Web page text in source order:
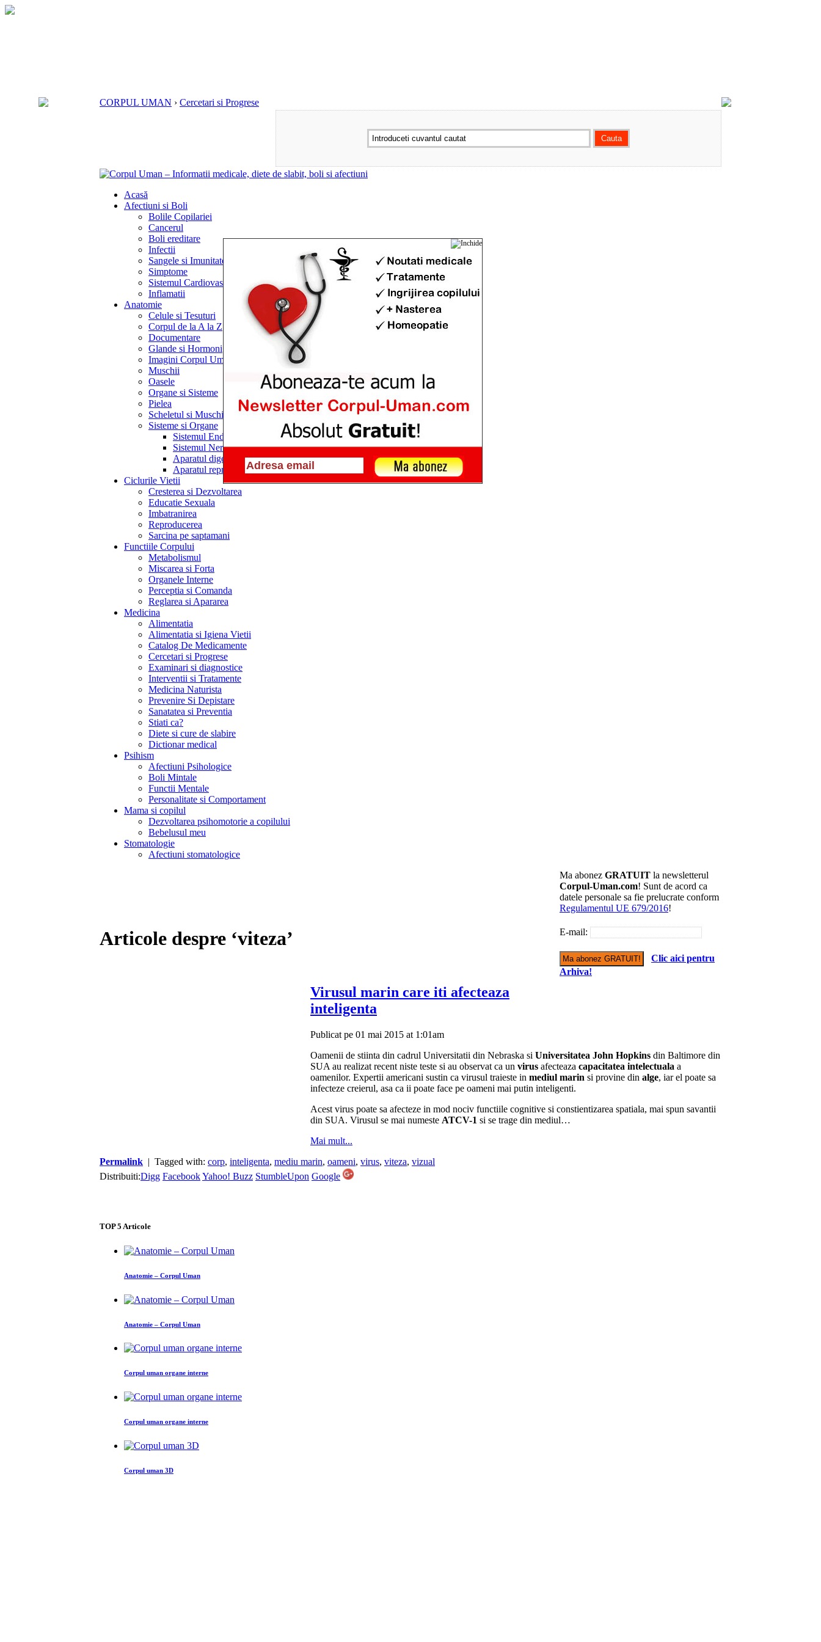
CORPUL UMAN › Cercetari si Progrese
Acasă
Afectiuni si Boli
Bolile Copilariei
Cancerul
Boli ereditare
Infectii
Sangele si Imunitatea
Simptome
Sistemul Cardiovascular
Inflamatii
Anatomie
Celule si Tesuturi
Corpul de la A la Z
Documentare
Glande si Hormoni
Imagini Corpul Uman
Muschii
Oasele
Organe si Sisteme
Pielea
Scheletul si Muschii
Sisteme si Organe
Sistemul Endocrin
Sistemul Nervos
Aparatul digestiv
Aparatul reproducator
Ciclurile Vietii
Cresterea si Dezvoltarea
Educatie Sexuala
Imbatranirea
Reproducerea
Sarcina pe saptamani
Functiile Corpului
Metabolismul
Miscarea si Forta
Organele Interne
Perceptia si Comanda
Reglarea si Apararea
Medicina
Alimentatia
Alimentatia si Igiena Vietii
Catalog De Medicamente
Cercetari si Progrese
Examinari si diagnostice
Interventii si Tratamente
Medicina Naturista
Prevenire Si Depistare
Sanatatea si Preventia
Stiati ca?
Diete si cure de slabire
Dictionar medical
Psihism
Afectiuni Psihologice
Boli Mintale
Functii Mentale
Personalitate si Comportament
Mama si copilul
Dezvoltarea psihomotorie a copilului
Bebelusul meu
Stomatologie
Afectiuni stomatologice
Ma abonez GRATUIT la newsletterul
Corpul-Uman.com! Sunt de acord ca
datele personale sa fie prelucrate conform
Regulamentul UE 679/2016!
E-mail:
Clic aici pentru
Arhiva!
Articole despre ‘viteza’
Virusul marin care iti afecteaza
inteligenta
Publicat pe 01 mai 2015 at 1:01am
Oamenii de stiinta din cadrul Universitatii din Nebraska si Universitatea John Hopkins din Baltimore din
SUA au realizat recent niste teste si au observat ca un virus afecteaza capacitatea intelectuala a
oamenilor. Expertii americani sustin ca virusul traieste in mediul marin si provine din alge, iar el poate sa
infecteze creierul, asa ca ii poate face pe oameni mai putin inteligenti.
Acest virus poate sa afecteze in mod nociv functiile cognitive si constientizarea spatiala, mai spun savantii
din SUA. Virusul se mai numeste ATCV-1 si se trage din mediul…
Mai mult...
Permalink | Tagged with: corp, inteligenta, mediu marin, oameni, virus, viteza, vizual
Distribuiti:Digg FacebookYahoo! Buzz StumbleUpon Google
TOP5 Articole
Anatomie – Corpul Uman
Anatomie – Corpul Uman
Corpul uman organe interne
Corpul uman organe interne
Corpul uman 3D